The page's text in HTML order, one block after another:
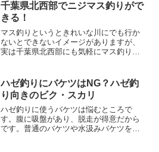
千葉県北西部でニジマス釣りがで
きる！
マス釣りというときれいな川にでも行か
ないとできないイメージがありますが、
実は千葉県北西部にも気軽にマス釣りが
です（以下、公式サイト）。道具やエサ
（うどん）は全部貸しても...
ハゼ釣りにバケツはNG？ハゼ釣
り向きのビク・スカリ
ハゼ釣りに使うバケツは悩むところで
す。腹に吸盤があり、脱走が得意だから
です。普通のバケツや水汲みバケツを使